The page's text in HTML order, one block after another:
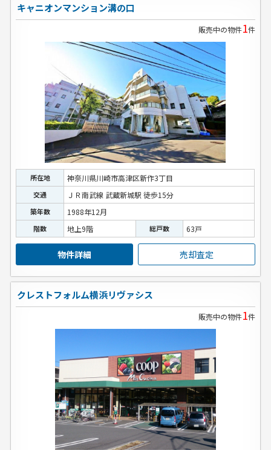
キャニオンマンション溝の口
販売中の物件1件
所在地 神奈川県川崎市高津区新作3丁目
交通 ＪＲ南武線 武蔵新城駅 徒歩15分
築年数 1988年12月
階数 地上9階 総戸数 63戸
物件詳細 売却査定
クレストフォルム横浜リヴァシス
販売中の物件1件